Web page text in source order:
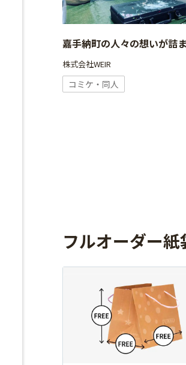
嘉手納町の人々の想いが詰
株式会社WEIR
コミケ・同人
フルオーダー紙